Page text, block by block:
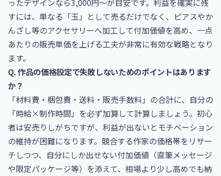
ったデザインなら3,000円〜が目安です。利益を確実に残
すには、単なる「玉」として売るだけでなく、ピアスやか
んざし等のアクセサリーへ加工して付加価値を高め、一点
あたりの販売単価を上げる工夫が非常に有効な戦略となり
ます。
Q. 作品の価格設定で失敗しないためのポイントはあります
か？
「材料費・梱包費・送料・販売手数料」の合計に、自分の
「時給×制作時間」を必ず加算して計算しましょう。初心
者は安売りしがちですが、利益が出ないとモチベーション
の維持が困難になります。競合する作家の価格帯をリサー
チしつつ、自分にしか出せない付加価値（直筆メッセージ
や限定パッケージ等）を添えて、相場より少し高めでも納